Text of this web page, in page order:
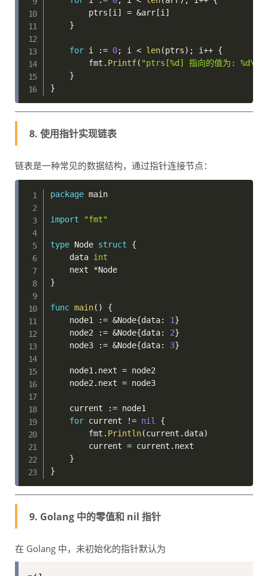
        ptrs
[i ] = &arr [i ]
}
for i := 0; i < len(ptrs) ; i++ {
        fmt
. Printf( "ptrs[%d] 指向的值为: %d\n"
}
}
8. 使用指针实现链表
链表是一种常见的数据结构，通过指针连接节点：
package main
import "fmt"
type Node struct
{
    data
int
    next
*
}
func main( )
{
    node1
:= &Node{data: 1}
    node2
:= &Node{data: 2}
    node3
:= &Node{data: 3}
    node1
. next = node2
    node2
. next = node3
    current
:= node1
for current != nil
{
        fmt
. Println(current . data)
        current
= current . next
}
}
9. Golang 中的零值和 nil 指针
在 Golang 中，未初始化的指针默认为